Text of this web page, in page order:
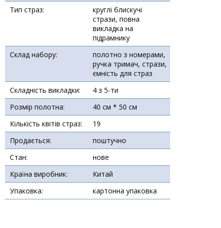
Тип страз:
круглі блискучі
стрази, повна
викладка на
підрамнику
Склад набору:
полотно з номерами,
ручка тримач, стрази,
ємність для страз
Складність викладки:
4 з 5-ти
Розмір полотна:
40 см * 50 см
Кількість квітів страз:
19
Продається:
поштучно
Стан:
нове
Країна виробник:
Китай
Упаковка:
картонна упаковка